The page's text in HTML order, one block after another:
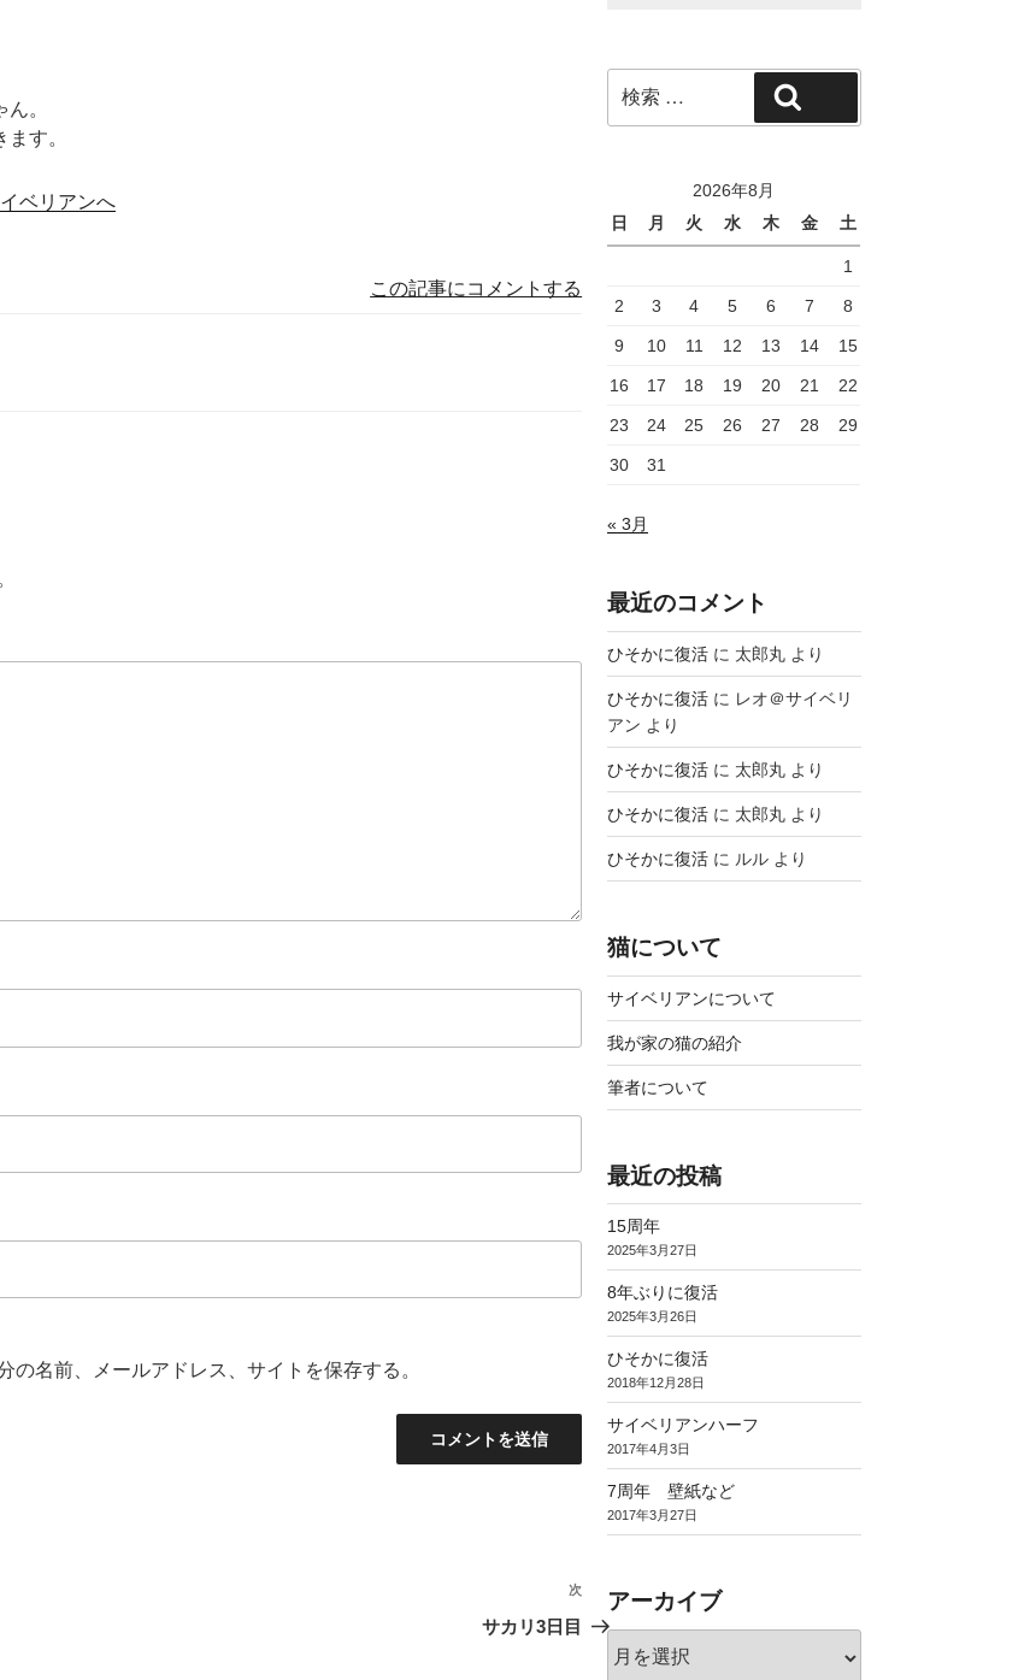
。
す。
この記事にコメントする
名前、メールアドレス、サイトを保存する。
次
の
次
サカリ3日目
索:
2026年8月
日
月 火 水 木 金 土
1
2 3 4 5 6 7 8
9 10 11 12 13 14 15
16 17 18 19 20 21 22
23 24 25 26 27 28 29
30 31
« 3月
最近のコメント
ひそかに復活 に 太郎丸 より
ひそかに復活 に レオ＠サイベリ
アン より
ひそかに復活 に 太郎丸 より
ひそかに復活 に 太郎丸 より
ひそかに復活 に ルル より
猫について
サイベリアンについて
我が家の猫の紹介
筆者について
最近の投稿
15周年
2025年3月27日
8年ぶりに復活
2025年3月26日
ひそかに復活
2018年12月28日
サイベリアンハーフ
2017年4月3日
7周年 壁紙など
2017年3月27日
アーカイブ
ー